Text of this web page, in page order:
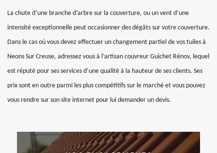
La chute d’une branche d’arbre sur la couverture, ou un vent d’une
intensité exceptionnelle peut occasionner des dégâts sur votre couverture.
Dans le cas où vous devez effectuer un changement partiel de vos tuiles à
Neons Sur Creuse, adressez vous à l’artisan couvreur Guichet Rénov, lequel
est réputé pour ses services d’une qualité à la hauteur de ses clients. Ses
prix sont en outre parmi les plus compétitifs sur le marché et vous pouvez
vous rendre sur son site internet pour lui demander un devis.